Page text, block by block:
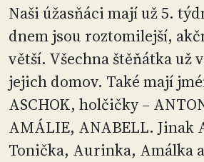
Naši úžasňáci mají už 5.
dnem jsou roztomilejší,
větší. Všechna štěňátka už
jejich domov. Také mají
ASCHOK, holčičky –
AMÁLIE, ANABELL. Jinak
Tonička, Aurinka, Amálka